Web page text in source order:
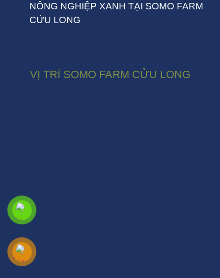
NÔNG NGHIỆP XANH TẠI SOMO FARM
CỬU LONG
VỊ TRÍ SOMO FARM CỬU LONG